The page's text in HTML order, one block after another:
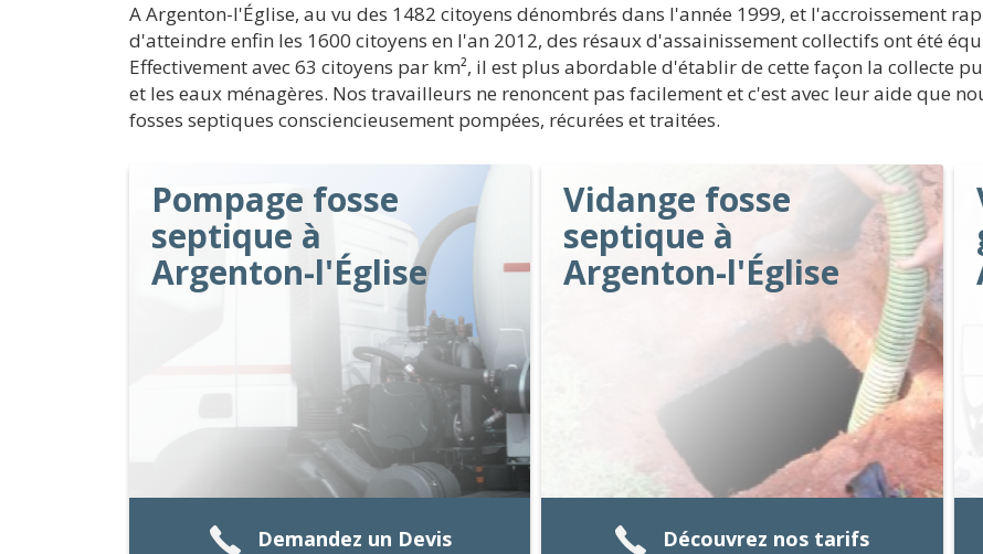
A Argenton-l'Église, au vu des 1482 citoyens dénombrés dans l'année 1999, et l'accroissement
d'atteindre enfin les 1600 citoyens en l'an 2012, des résaux d'assainissement collectifs ont été
Effectivement avec 63 citoyens par km², il est plus abordable d'établir de cette façon la collecte
et les eaux ménagères. Nos travailleurs ne renoncent pas facilement et c'est avec leur aide que
fosses septiques consciencieusement pompées, récurées et traitées.
Pompage fosse
septique à
Argenton-l'Église
Demandez un Devis
Vidange fosse
septique à
Argenton-l'Église
Découvrez nos tarifs